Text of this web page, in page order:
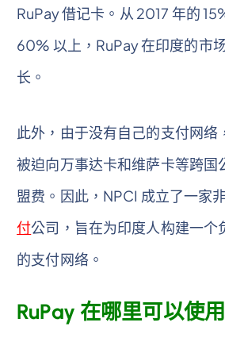
RuPay 借记卡。从 2017 年的
60% 以上，RuPay 在印度的市
长。
此外，由于没有自己的支付网络
被迫向万事达卡和维萨卡等跨国
盟费。因此，NPCI 成立了一家
付公司，旨在为印度人构建一个
的支付网络。
RuPay 在哪里可以使用